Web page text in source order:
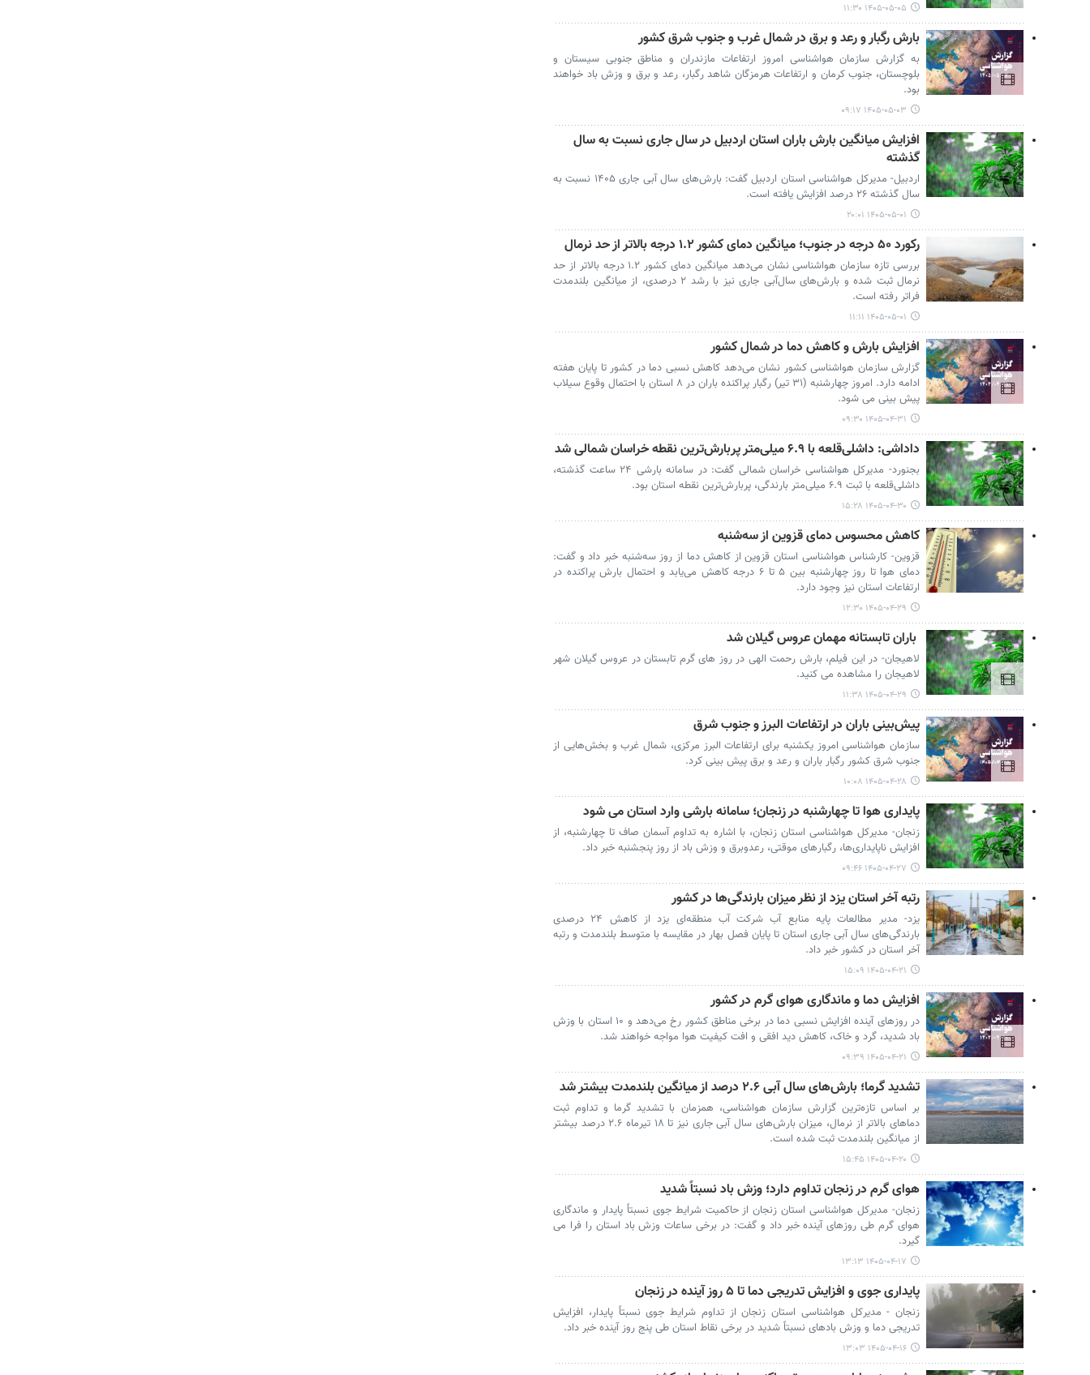
۱۴۰۵-۰۵-۰۵ ۱۱:۳۰
بارش رگبار و رعد و برق در شمال غرب و جنوب شرق کشور
به گزارش سازمان هواشناسی امروز ارتفاعات مازندران و مناطق جنوبی سیستان و
بلوچستان، جنوب کرمان و ارتفاعات هرمزگان شاهد رگبار، رعد و برق و وزش باد خواهند
بود.
۱۴۰۵-۰۵-۰۳ ۰۹:۱۷
افزایش میانگین بارش باران استان اردبیل در سال جاری نسبت به سال
گذشته
اردبیل- مدیرکل هواشناسی استان اردبیل گفت: بارش‌های سال آبی جاری ۱۴۰۵ نسبت به
سال گذشته ۲۶ درصد افزایش یافته است.
۱۴۰۵-۰۵-۰۱ ۲۰:۰۱
رکورد ۵۰ درجه در جنوب؛ میانگین دمای کشور ۱.۲ درجه بالاتر از حد نرمال
بررسی تازه سازمان هواشناسی نشان می‌دهد میانگین دمای کشور ۱.۲ درجه بالاتر از حد
نرمال ثبت شده و بارش‌های سال‌آبی جاری نیز با رشد ۲ درصدی، از میانگین بلندمدت
فراتر رفته است.
۱۴۰۵-۰۵-۰۱ ۱۱:۱۱
افزایش بارش و کاهش دما در شمال کشور
گزارش سازمان هواشناسی کشور نشان می‌دهد کاهش نسبی دما در کشور تا پایان هفته
ادامه دارد. امروز چهارشنبه (۳۱ تیر) رگبار پراکنده باران در ۸ استان با احتمال وقوع سیلاب
پیش بینی می شود.
۱۴۰۵-۰۴-۳۱ ۰۹:۳۰
داداشی: داشلی‌قلعه با ۶.۹ میلی‌متر پربارش‌ترین نقطه خراسان شمالی شد
بجنورد- مدیرکل هواشناسی خراسان شمالی گفت: در سامانه بارشی ۲۴ ساعت گذشته،
داشلی‌قلعه با ثبت ۶.۹ میلی‌متر بارندگی، پربارش‌ترین نقطه استان بود.
۱۴۰۵-۰۴-۳۰ ۱۵:۲۸
کاهش محسوس دمای قزوین از سه‌شنبه
قزوین- کارشناس هواشناسی استان قزوین از کاهش دما از روز سه‌شنبه خبر داد و گفت:
دمای هوا تا روز چهارشنبه بین ۵ تا ۶ درجه کاهش می‌یابد و احتمال بارش پراکنده در
ارتفاعات استان نیز وجود دارد.
۱۴۰۵-۰۴-۲۹ ۱۲:۳۰
باران تابستانه مهمان عروس گیلان شد
لاهیجان- در این فیلم، بارش رحمت الهی در روز های گرم تابستان در عروس گیلان شهر
لاهیجان را مشاهده می کنید.
۱۴۰۵-۰۴-۲۹ ۱۱:۳۸
پیش‌بینی باران در ارتفاعات البرز و جنوب شرق
سازمان هواشناسی امروز یکشنبه برای ارتفاعات البرز مرکزی، شمال غرب و بخش‌هایی از
جنوب شرق کشور رگبار باران و رعد و برق پیش بینی کرد.
۱۴۰۵-۰۴-۲۸ ۱۰:۰۸
پایداری هوا تا چهارشنبه در زنجان؛ سامانه بارشی وارد استان می شود
زنجان- مدیرکل هواشناسی استان زنجان، با اشاره به تداوم آسمان صاف تا چهارشنبه، از
افزایش ناپایداری‌ها، رگبارهای موقتی، رعدوبرق و وزش باد از روز پنجشنبه خبر داد.
۱۴۰۵-۰۴-۲۷ ۰۹:۴۶
رتبه آخر استان یزد از نظر میزان بارندگی‌ها در کشور
یزد- مدیر مطالعات پایه منابع آب شرکت آب منطقه‌ای یزد از کاهش ۲۴ درصدی
بارندگی‌های سال آبی جاری استان تا پایان فصل بهار در مقایسه با متوسط بلندمدت و رتبه
آخر استان در کشور خبر داد.
۱۴۰۵-۰۴-۲۱ ۱۵:۰۹
افزایش دما و ماندگاری هوای گرم در کشور
در روزهای آینده افزایش نسبی دما در برخی مناطق کشور رخ می‌دهد و ۱۰ استان با وزش
باد شدید، گرد و خاک، کاهش دید افقی و افت کیفیت هوا مواجه خواهند شد.
۱۴۰۵-۰۴-۲۱ ۰۹:۳۹
تشدید گرما؛ بارش‌های سال آبی ۲.۶ درصد از میانگین بلندمدت بیشتر شد
بر اساس تازه‌ترین گزارش سازمان هواشناسی، همزمان با تشدید گرما و تداوم ثبت
دماهای بالاتر از نرمال، میزان بارش‌های سال آبی جاری نیز تا ۱۸ تیرماه ۲.۶ درصد بیشتر
از میانگین بلندمدت ثبت شده است.
۱۴۰۵-۰۴-۲۰ ۱۵:۴۵
هوای گرم در زنجان تداوم دارد؛ وزش باد نسبتاً شدید
زنجان- مدیرکل هواشناسی استان زنجان از حاکمیت شرایط جوی نسبتاً پایدار و ماندگاری
هوای گرم طی روزهای آینده خبر داد و گفت: در برخی ساعات وزش باد استان را فرا می
گیرد.
۱۴۰۵-۰۴-۱۷ ۱۳:۱۳
پایداری جوی و افزایش تدریجی دما تا ۵ روز آینده در زنجان
زنجان - مدیرکل هواشناسی استان زنجان از تداوم شرایط جوی نسبتاً پایدار، افزایش
تدریجی دما و وزش بادهای نسبتاً شدید در برخی نقاط استان طی پنج روز آینده خبر داد.
۱۴۰۵-۰۴-۱۶ ۱۳:۰۳